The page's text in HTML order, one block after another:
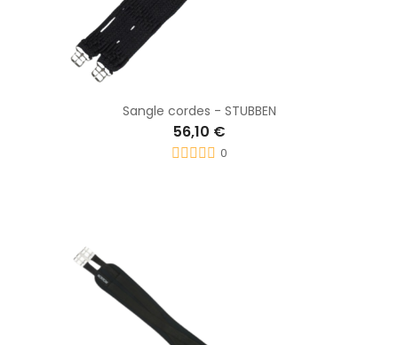
Sangle cordes - STUBBEN
56,10 €
0